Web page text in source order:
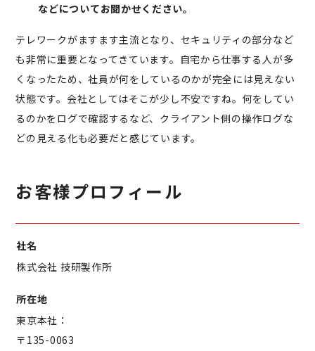
などについてお聞かせください。
テレワークがますます主流となり、セキュリティの部分など
も非常に重要となってきています。自宅から仕事する人が多
くなったため、社員が何をしているのかが完全には見えない
状態です。会社としてはそこが少し不安ですね。何をしてい
るのかをログで確認するなど、クライアント側の操作ログな
どの見える化も必要だと感じています。
お客様プロフィール
社名
株式会社 技研製作所
所在地
東京本社：
〒135-0063